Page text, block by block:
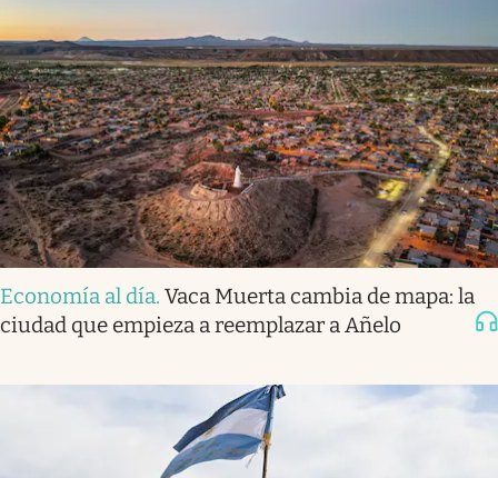
Economía al día. Vaca Muerta cambia de mapa: la
ciudad que empieza a reemplazar a Añelo